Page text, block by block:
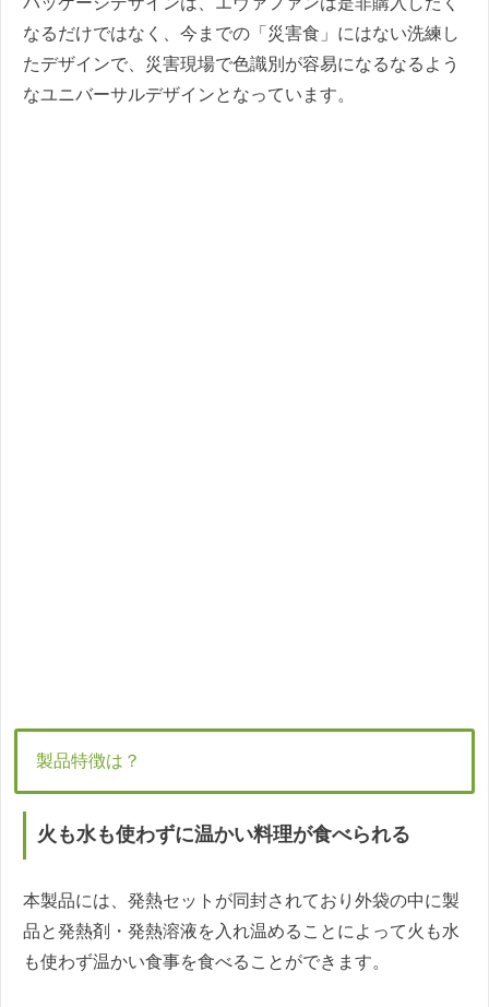
なるだけではなく、今までの「災害食」にはない洗練し
たデザインで、災害現場で色識別が容易になるなるよう
なユニバーサルデザインとなっています。
製品特徴は？
火も水も使わずに温かい料理が食べられる
本製品には、発熱セットが同封されており外袋の中に製
品と発熱剤・発熱溶液を入れ温めることによって火も水
も使わず温かい食事を食べることができます。